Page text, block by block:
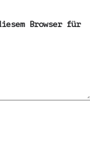
Browser für